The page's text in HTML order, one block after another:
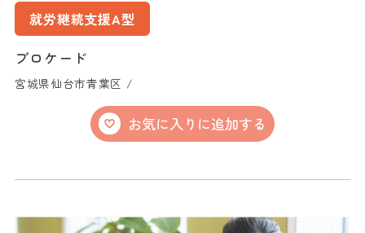
就労継続支援A型
ブロケード
宮城県仙台市青葉区 /
お気に入りに追加する